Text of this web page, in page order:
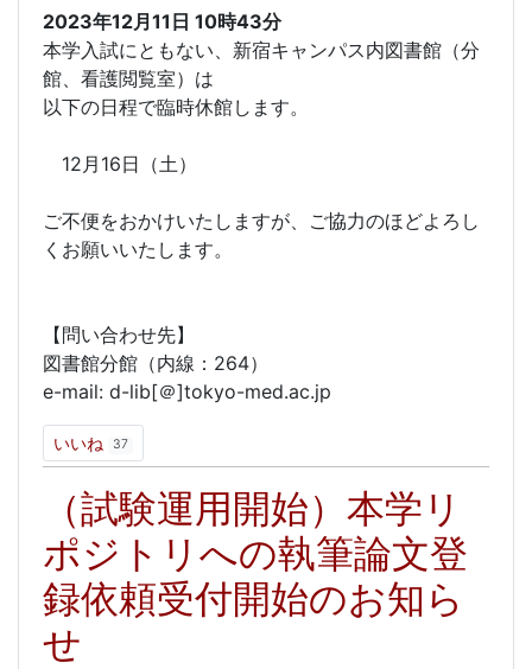
2023年12月11日 10時43分
本学入試にともない、新宿キャンパス内図書館（分
館、看護閲覧室）は
以下の日程で臨時休館します。
12月16日（土）
ご不便をおかけいたしますが、ご協力のほどよろし
くお願いいたします。
【問い合わせ先】
図書館分館（内線：264）
e-mail: d-lib[＠]tokyo-med.ac.jp
いいね 37
（試験運用開始）本学リ
ポジトリへの執筆論文登
録依頼受付開始のお知ら
せ